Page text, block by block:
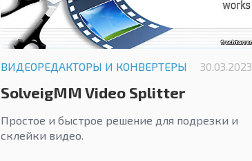
ВИДЕОРЕДАКТОРЫ И КОНВЕРТЕРЫ 30.03.2023
SolveigMM Video Splitter
Простое и быстрое решение для подрезки и
склейки видео.